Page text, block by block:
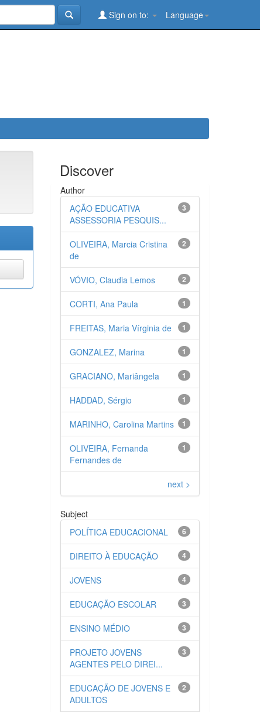
Language
Sign on to:
Discover
Author
3
AÇÃO EDUCATIVA
ASSESSORIA PESQUIS...
2
OLIVEIRA, Marcia Cristina
de
2
VÓVIO, Claudia Lemos
1
CORTI, Ana Paula
1
FREITAS, Maria Vírginia de
1
GONZALEZ, Marina
1
GRACIANO, Mariângela
1
HADDAD, Sérgio
1
MARINHO, Carolina Martins
1
OLIVEIRA, Fernanda
Fernandes de
next >
Subject
6
POLÍTICA EDUCACIONAL
4
DIREITO À EDUCAÇÃO
4
JOVENS
3
EDUCAÇÃO ESCOLAR
3
ENSINO MÉDIO
3
PROJETO JOVENS
AGENTES PELO DIREI...
2
EDUCAÇÃO DE JOVENS E
ADULTOS